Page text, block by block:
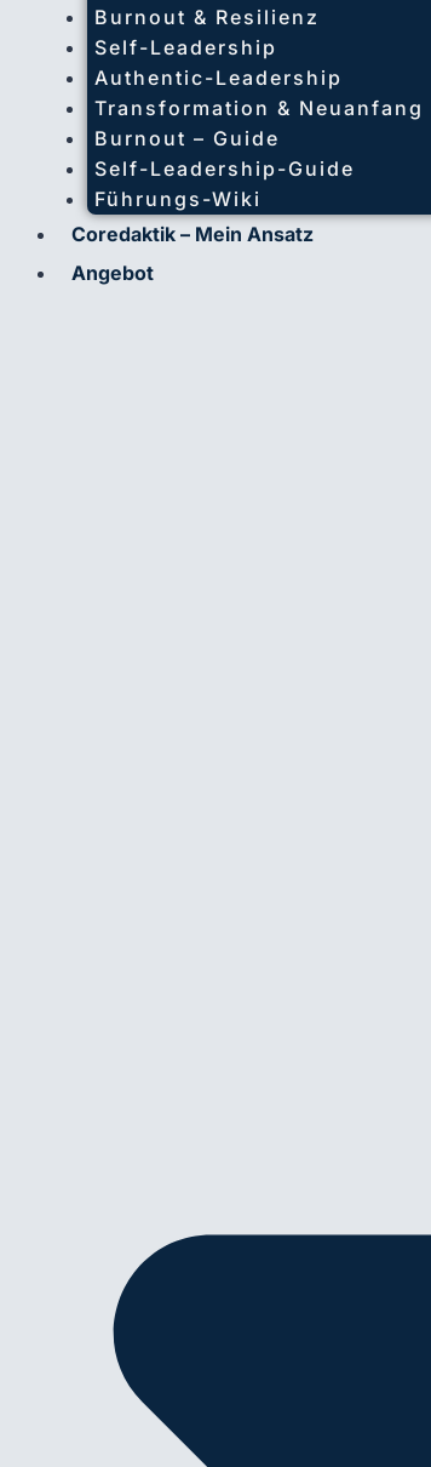
Burnout & Resilienz
Self-Leadership
Authentic-Leadership
Transformation & Neuanfang
Burnout – Guide
Self-Leadership-Guide
Führungs-Wiki
Coredaktik – Mein Ansatz
Angebot